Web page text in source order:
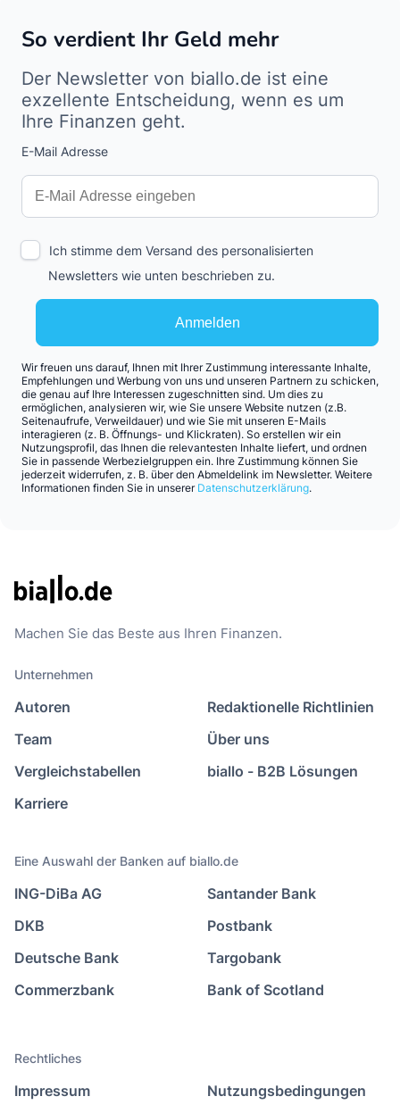
So verdient Ihr Geld mehr
Der Newsletter von biallo.de ist eine
exzellente Entscheidung, wenn es um
Ihre Finanzen geht.
E-Mail Adresse
Interests
Amount
Anmelden
Ich stimme dem Versand des personalisierten
Newsletters wie unten beschrieben zu.
Wir freuen uns darauf, Ihnen mit Ihrer Zustimmung interessante Inhalte,
Empfehlungen und Werbung von uns und unseren Partnern zu schicken,
die genau auf Ihre Interessen zugeschnitten sind. Um dies zu
ermöglichen, analysieren wir, wie Sie unsere Website nutzen (z.B.
Seitenaufrufe, Verweildauer) und wie Sie mit unseren E-Mails
interagieren (z. B. Öffnungs- und Klickraten). So erstellen wir ein
Nutzungsprofil, das Ihnen die relevantesten Inhalte liefert, und ordnen
Sie in passende Werbezielgruppen ein. Ihre Zustimmung können Sie
jederzeit widerrufen, z. B. über den Abmeldelink im Newsletter. Weitere
Informationen finden Sie in unserer Datenschutzerklärung.
Machen Sie das Beste aus Ihren Finanzen.
Unternehmen
Autoren
Team
Vergleichstabellen
Karriere
Redaktionelle Richtlinien
Über uns
biallo - B2B Lösungen
Eine Auswahl der Banken auf biallo.de
ING-DiBa AG
DKB
Deutsche Bank
Commerzbank
Santander Bank
Postbank
Targobank
Bank of Scotland
Rechtliches
Impressum Nutzungsbedingungen